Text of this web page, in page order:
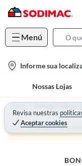
Menú
a
o
Informe sua
Nossas Lojas
Revisa nuestras
Aceptar cookies
Home Especial Sodimac
Produto sem